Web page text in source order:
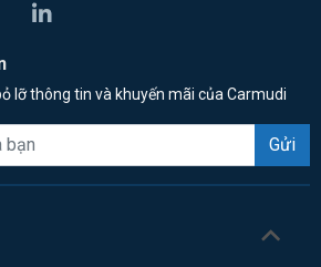
lỡ thông tin và khuyến mãi của Carmudi
Gửi